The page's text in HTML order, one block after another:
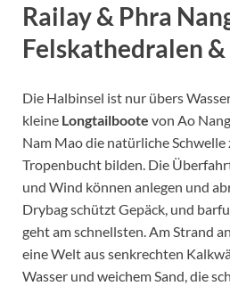
Railay & Phra
Felskathedralen
Die Halbinsel ist nur übers
kleine Longtailboote von Ao
Nam Mao die natürliche
Tropenbucht bilden. Die
und Wind können anlegen und
Drybag schützt Gepäck, und
geht am schnellsten. Am Strand
eine Welt aus senkrechten
Wasser und weichem Sand, die